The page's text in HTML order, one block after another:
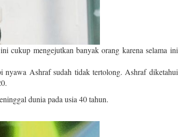
cukup mengejutkan banyak orang karena selama ini
nyawa Ashraf sudah tidak tertolong. Ashraf diketahui
dunia pada usia 40 tahun.